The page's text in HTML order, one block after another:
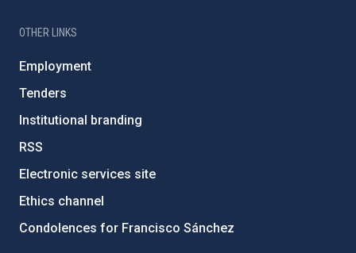
OTHER LINKS
Employment
Tenders
Institutional branding
RSS
Electronic services site
Ethics channel
Condolences for Francisco Sánchez